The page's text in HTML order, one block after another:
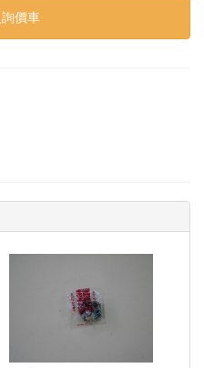
價車